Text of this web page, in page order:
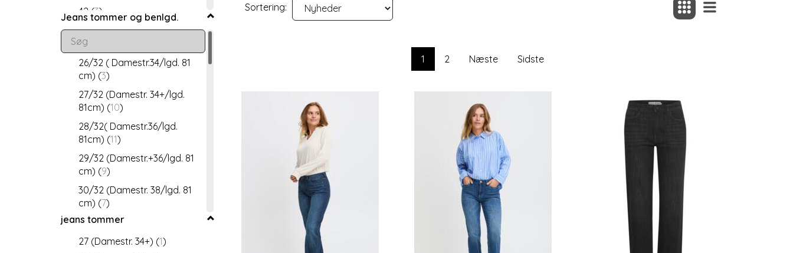
42 (3)
44(3)
46
34 damestørrelse(1 )
Jeans tommer og benlgd.
26/32 ( Damestr.34/lgd. 81
cm) (3)
27/32 (Damestr. 34+/lgd.
81cm) (10)
28/32( Damestr.36/lgd.
81cm) (11)
29/32 (Damestr.+36/lgd. 81
cm) (9)
30/32 (Damestr. 38/lgd. 81
cm) (7)
31/32 (Damestr. +38/lgd 81
jeans tommer
27 (Damestr. 34+) (1)
Sortering:
1 2 Næste Sidste